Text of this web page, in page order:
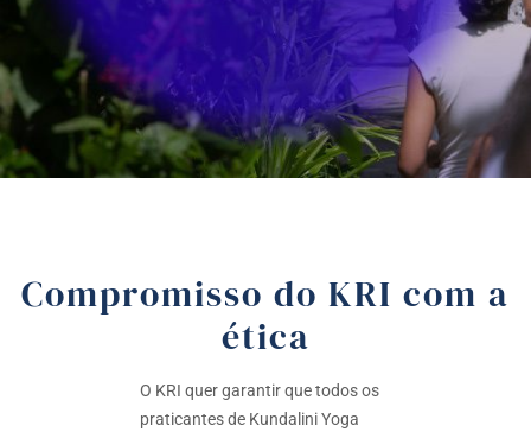
Compromisso do KRI com a
ética
O KRI quer garantir que todos os
praticantes de Kundalini Yoga